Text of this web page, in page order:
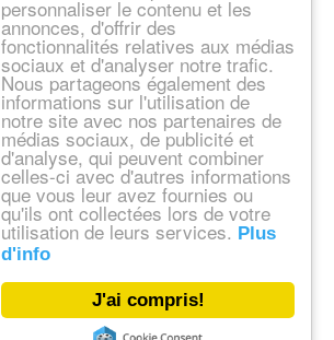
J'ai compris!
personnaliser le contenu et les
annonces, d'offrir des
fonctionnalités relatives aux médias
sociaux et d'analyser notre trafic.
Nous partageons également des
informations sur l'utilisation de
notre site avec nos partenaires de
médias sociaux, de publicité et
d'analyse, qui peuvent combiner
celles-ci avec d'autres informations
que vous leur avez fournies ou
qu'ils ont collectées lors de votre
utilisation de leurs services. Plus
d'info